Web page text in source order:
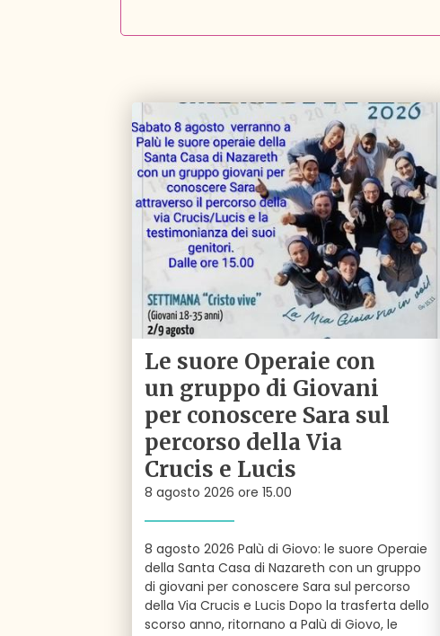
Le suore Operaie con
un gruppo di Giovani
per conoscere Sara sul
percorso della Via
Crucis e Lucis
8 agosto 2026 ore 15.00
8 agosto 2026 Palù di Giovo: le suore Operaie
della Santa Casa di Nazareth con un gruppo
di giovani per conoscere Sara sul percorso
della Via Crucis e Lucis Dopo la trasferta dello
scorso anno, ritornano a Palù di Giovo, le